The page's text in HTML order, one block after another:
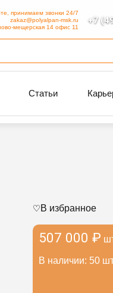
+7
принимаем звонки 24/7
zakaz@polyalpan-msk.ru
мещерская 14 офис 11
Статьи
507 000 ₽
В наличии: 50
В избранное